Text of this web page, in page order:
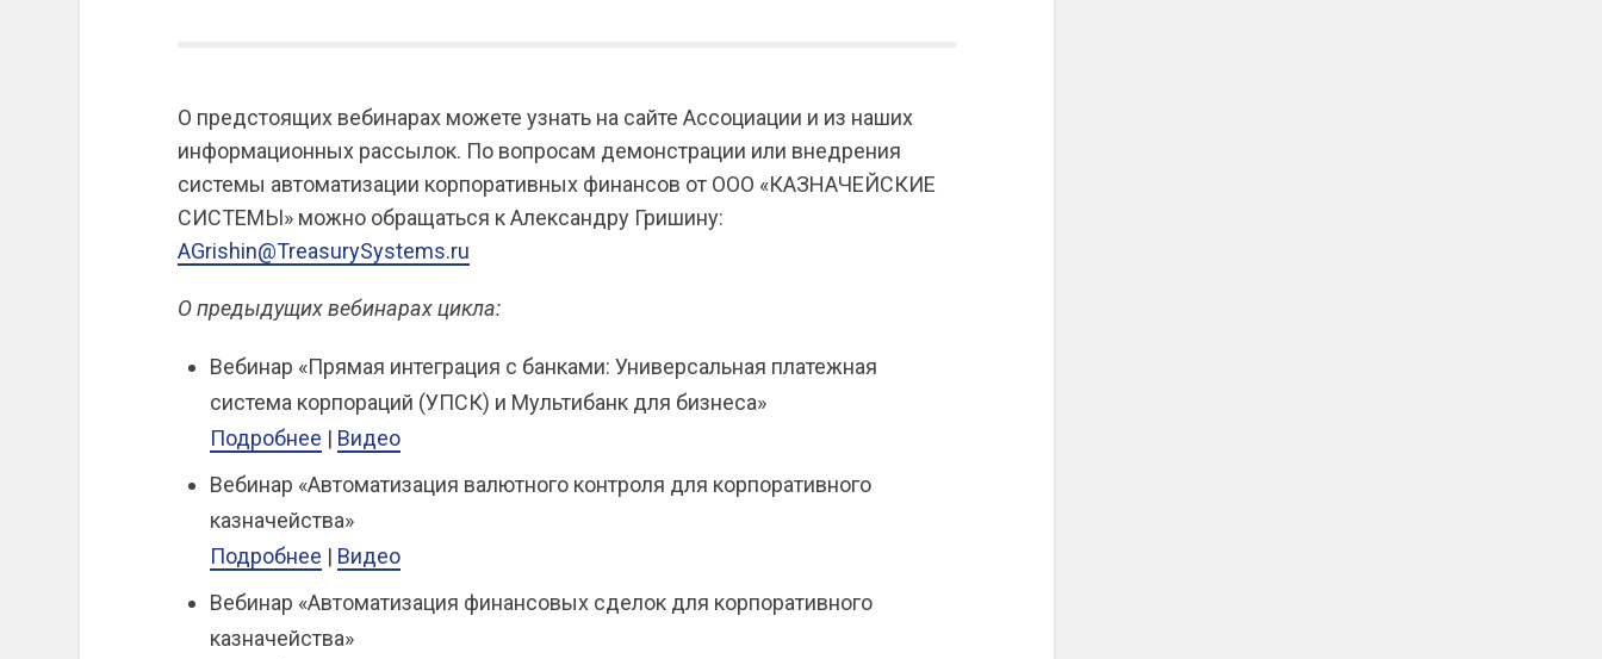
О предстоящих вебинарах можете узнать на сайте Ассоциации и из наших
информационных рассылок. По вопросам демонстрации или внедрения
системы автоматизации корпоративных финансов от ООО «КАЗНАЧЕЙСКИЕ
СИСТЕМЫ» можно обращаться к Александру Гришину:
AGrishin@TreasurySystems.ru
О предыдущих вебинарах цикла:
Вебинар «Прямая интеграция с банками: Универсальная платежная
система корпораций (УПСК) и Мультибанк для бизнеса»
Подробнее | Видео
Вебинар «Автоматизация валютного контроля для корпоративного
казначейства»
Подробнее | Видео
Вебинар «Автоматизация финансовых сделок для корпоративного
казначейства»